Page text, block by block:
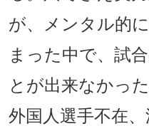
が、メンタル的
まった中で、試
とが出来なかった
外国人選手不在